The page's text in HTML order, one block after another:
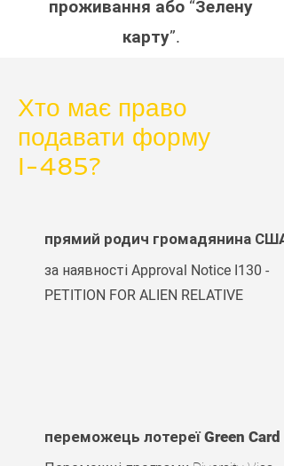
проживання або “Зелену
карту”.
Хто має право
подавати форму
І-485?
прямий родич громадянина США,
за наявності Approval Notice I130 -
PETITION FOR ALIEN RELATIVE
переможець лотереї Green Card